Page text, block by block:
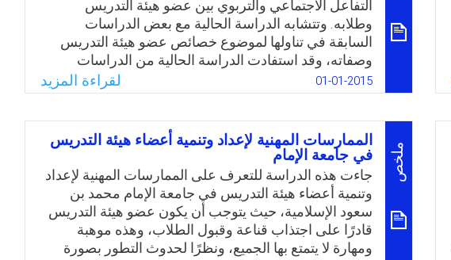
التفاعل الاجتماعي والتربوي بين عضو هيئة التدريس
وطلابه. وتتشابه الدراسة الحالية مع بعض الدراسات
السابقة في تناولها لموضوع خصائص عضو هيئة التدريس
وصفاته، وقد استفادت الدراسة الحالية من الدراسات
السابقة في بعض إجراءاتها الميدانية وبخاصة في بناء أداة
الدراسة (الاستبانة)، وفي مناقشة نتائجها. وتتفرد الدراسة
عن الدراسات السابقة في محاولتها فهم مقومات التفاعل
التربوي ومكوناته لدى عضو هيئة التدريس في جميع
الجوانب الشخصية والاجتماعية والأكاديمية.
WhatsApp
Facebook
Twitter
Email
01-01-2015 لقراءة المزيد
ملخص
الممارسات المهنية لإعداد وتنمية أعضاء هيئة التدريس
في جامعة الإمام
جاءت هذه الدراسة للتعرف على الممارسات المهنية لإعداد
وتنمية أعضاء هيئة التدريس في جامعة الإمام محمد بن
سعود الإسلامية، حيث يتوجب أن يكون عضو هيئة التدريس
قادرًا على اجتذاب قناعة وقبول الطلاب، وهذه موهبة
ومهارة لا يتمتع بها الجميع، ونظرًا لحدوث التطور بصورة